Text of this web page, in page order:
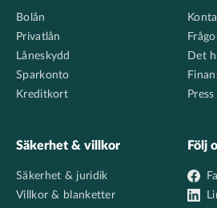
Bolån
Privatlån
Låneskydd
Sparkonto
Kreditkort
Det
Press
Säkerhet & villkor
Säkerhet & juridik
Villkor & blanketter
Följ